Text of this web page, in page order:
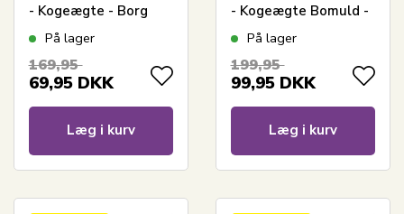
- Kogeægte - Borg
Living fyldig
100% Oeko-tex
På lager
169,95
69,95 DKK
Læg i kurv
- Kogeægte Bomuld -
Borg Living
På lager
199,95
99,95 DKK
Læg i kurv